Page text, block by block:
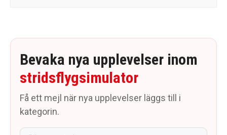
Bevaka nya upplevelser inom
stridsflygsimulator
Få ett mejl när nya upplevelser läggs till i
kategorin.